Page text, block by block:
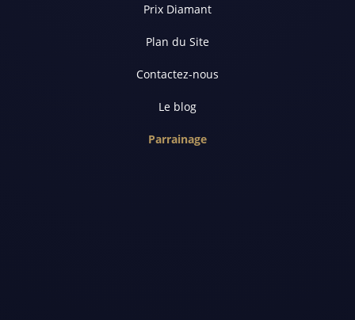
Prix Diamant
Plan du Site
Contactez-nous
Le blog
Parrainage